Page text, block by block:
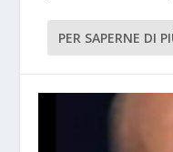
PER SAPERNE DI